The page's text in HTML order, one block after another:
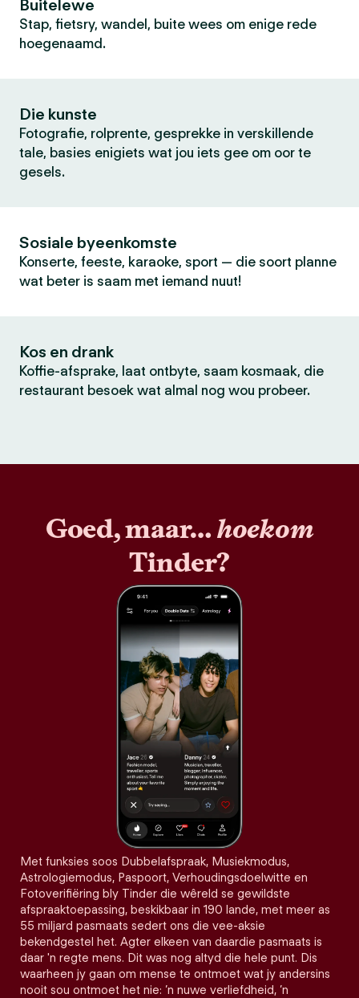
Buitelewe
Stap, fietsry, wandel, buite wees om enige rede
hoegenaamd.
Die kunste
Fotografie, rolprente, gesprekke in verskillende
tale, basies enigiets wat jou iets gee om oor te
gesels.
Sosiale byeenkomste
Konserte, feeste, karaoke, sport — die soort planne
wat beter is saam met iemand nuut!
Kos en drank
Koffie-afsprake, laat ontbyte, saam kosmaak, die
restaurant besoek wat almal nog wou probeer.
Goed, maar…hoekom
Tinder?
Met funksies soos Dubbelafspraak, Musiekmodus,
Astrologiemodus, Paspoort, Verhoudingsdoelwitte en
Fotoverifiëring bly Tinder die wêreld se gewildste
afspraaktoepassing, beskikbaar in 190 lande, met meer as
55 miljard pasmaats sedert ons die vee-aksie
bekendgestel het. Agter elkeen van daardie pasmaats is
daar 'n regte mens. Dit was nog altyd die hele punt. Dis
waarheen jy gaan om mense te ontmoet wat jy andersins
nooit sou ontmoet het nie: ’n nuwe verliefdheid, ’n